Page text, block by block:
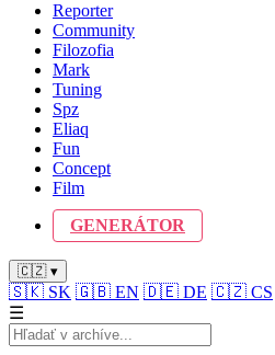
Reporter
Community
Filozofia
Mark
Tuning
Spz
Eliaq
Fun
Concept
Film
GENERÁTOR
🇨🇿 ▾
🇸🇰 SK 🇬🇧 EN 🇩🇪 DE 🇨🇿 CS
☰